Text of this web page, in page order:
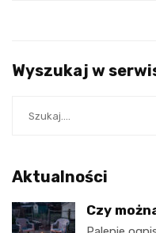
Wyszukaj w
Aktualności
Czy